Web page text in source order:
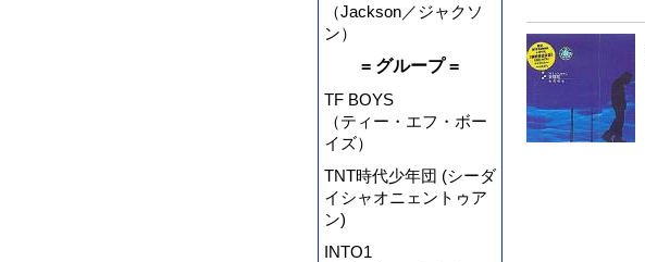
（Jackson／ジャクソ
ン）
= グループ =
TF BOYS
（ティー・エフ・ボー
イズ）
TNT時代少年団 (シーダ
イシャオニェントゥア
ン)
INTO1